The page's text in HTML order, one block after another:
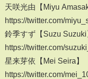
天咲光由【Miyu
https://twitter.com/
鈴季すず【Suzu
https://twitter.com/
星来芽依【Mei
https://twitter.com/